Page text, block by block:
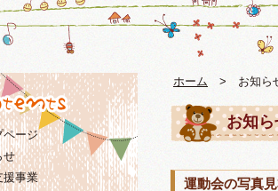
ホーム > お知ら
お知ら
運動会の写真
ページ
せ
援事業